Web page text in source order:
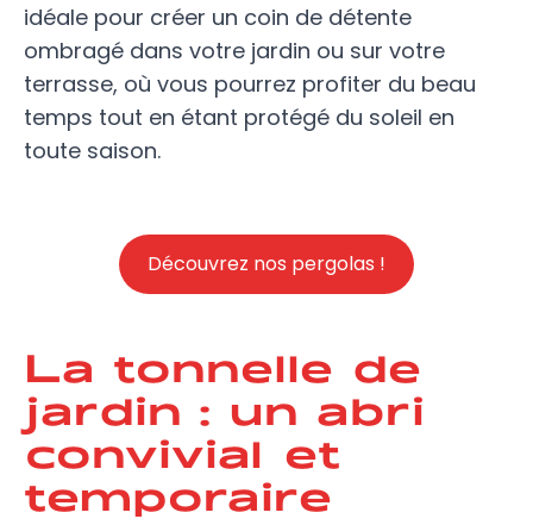
idéale pour créer un coin de détente
ombragé dans votre jardin ou sur votre
terrasse, où vous pourrez profiter du beau
temps tout en étant protégé du soleil en
toute saison.
Découvrez nos pergolas !
La tonnelle de
jardin : un abri
convivial et
temporaire